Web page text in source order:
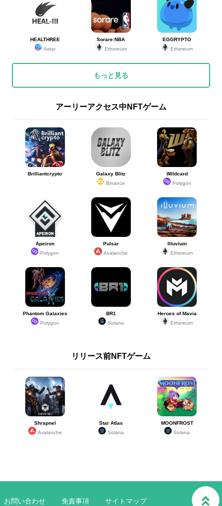
HEALTHREE
Astar
Sorare:NBA
Ethereum
EGGRYPTO
Ethereum
もっと見る
アーリーアクセス中NFTゲーム
Brilliantcrypto
Galaxy Blitz
Binance
Wildcard
Polygon
Apeiron
Polygon
Pulsar
Avalanche
Illuvium
Ethereum
Phantom Galaxies
Polygon
BR1
Solana
Heroes of Mavia
Ethereum
リリース前NFTゲーム
Shrapnel
Avalanche
Star Atlas
Solana
MOONFROST
Solana
お問い合わせ 免責事項 サイトマップ